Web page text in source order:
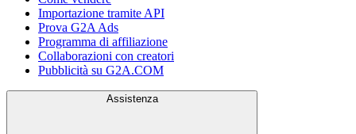
Importazione tramite API
Prova G2A Ads
Programma di affiliazione
Collaborazioni con creatori
Pubblicità su G2A.COM
Assistenza